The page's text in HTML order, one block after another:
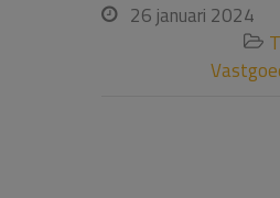
 26 januari 2024
